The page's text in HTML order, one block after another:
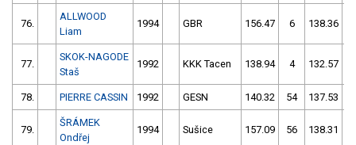
76.
ALLWOOD
Liam
1994 GBR 156.47 6 138.36
77.
SKOK-NAGODE
Staš
1992 KKK Tacen 138.94 4 132.57
78. PIERRE CASSIN 1992 GESN 140.32 54 137.53
79.
ŠRÁMEK
Ondřej
1994 Sušice 157.09 56 138.31